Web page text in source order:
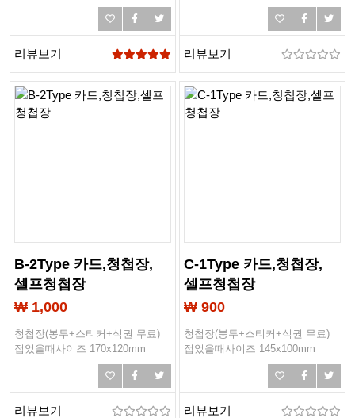
작업사이즈 203x148mm
봉투사이즈 165x115mm
리뷰보기
작업사이즈 243x173mm
봉투사이즈 190x120mm
리뷰보기
B-2Type 카드,청첩장,
셀프청첩장
₩ 1,000
청첩장(봉투+스티커+식권 무료)
접었을때사이즈 170x120mm
작업사이즈 243x173mm
봉투사이즈 190x120mm
리뷰보기
C-1Type 카드,청첩장,
셀프청첩장
₩ 900
청첩장(봉투+스티커+식권 무료)
접었을때사이즈 145x100mm
작업사이즈 203x148mm
봉투사이즈 165x115mm
리뷰보기